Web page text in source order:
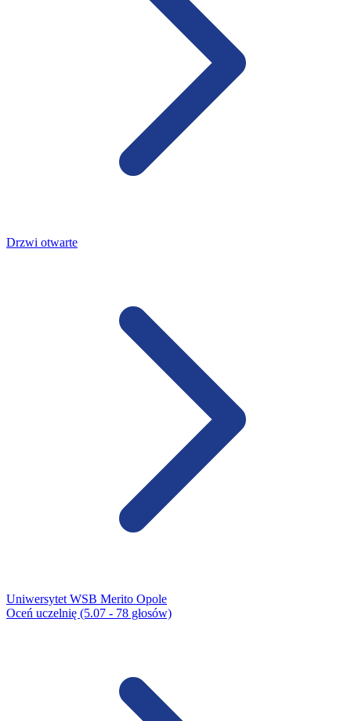
Drzwi otwarte
Uniwersytet WSB Merito Opole
Oceń uczelnię (5.07 - 78 głosów)